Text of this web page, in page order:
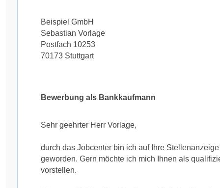
Beispiel GmbH
Sebastian Vorlage
Postfach 10253
70173 Stuttgart
Bewerbung als Bankkaufmann
Sehr geehrter Herr Vorlage,
durch das Jobcenter bin ich auf Ihre
geworden. Gern möchte ich mich Ihnen als
vorstellen.